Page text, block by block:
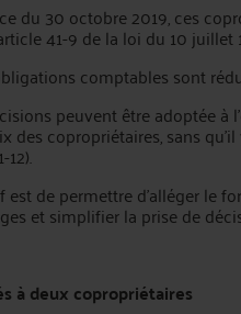
du 30 octobre 2019, ces
41-9 de la loi du 10 juillet
comptables sont
peuvent être adoptée à
des copropriétaires, sans
est de permettre d’alléger le
et simplifier la prise de
à deux copropriétaires